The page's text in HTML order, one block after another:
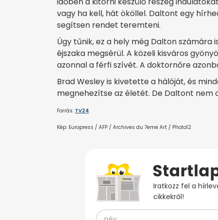
vagy ha kell, hát ököllel. Daltont egy
segítsen rendet teremteni.
Úgy tűnik, ez a hely még Dalton számára
éjszaka megsérül. A közeli kisváros
azonnal a férfi szívét. A doktornőre
Brad Wesley is kivetette a hálóját, és
megnehezítse az életét. De Daltont
Forrás: TV24
Kép: Europress / AFP / Archives du 7eme Art / Photo12
Iratkozz fel a
cikkekről!